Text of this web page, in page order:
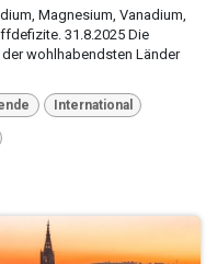
Magnesium, Vanadium,
31.8.2025 Die
wohlhabendsten Länder
International